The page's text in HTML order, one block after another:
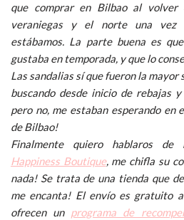
que comprar en Bilbao al volver
veraniegas y el norte una vez
estábamos. La parte buena es
gustaba en temporada, y que lo
Las sandalias sí que fueron la mayor
buscando desde inicio de rebajas
pero no, me estaban esperando en
de Bilbao!
Finalmente quiero hablaros de
Happiness Boutique, me chifla su
nada! Se trata de una tienda que
me encanta! El envío es gratuito
ofrecen un programa de